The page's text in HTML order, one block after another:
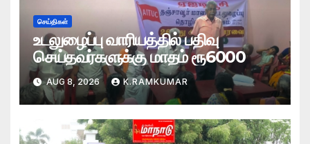
செய்திகள்
உடலுழைப்பு வாரியத்தில் பதிவு
செய்தவர்களுக்கு மாதம் ரூ6000
AUG 8, 2026 K.RAMKUMAR